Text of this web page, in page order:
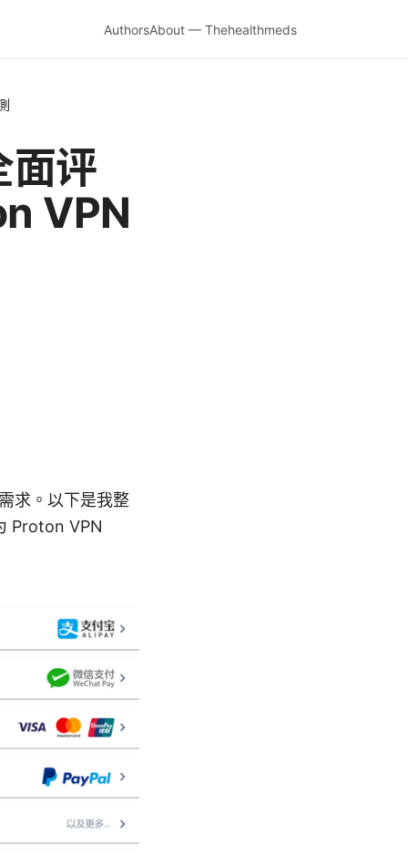
AuthorsAbout — Thehealthmeds
评
VPN
求。以下是我整
Proton VPN